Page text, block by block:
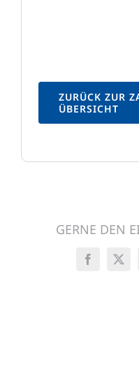
ZURÜCK ZUR
ÜBERSICHT
GERNE DEN
Facebook
X